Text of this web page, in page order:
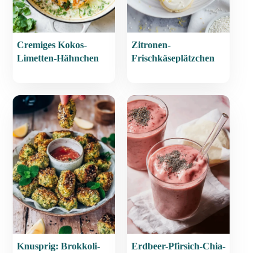
Cremiges Kokos-
Limetten-Hähnchen
Zitronen-
Frischkäseplätzchen
Knusprig: Brokkoli-
Erdbeer-Pfirsich-Chia-